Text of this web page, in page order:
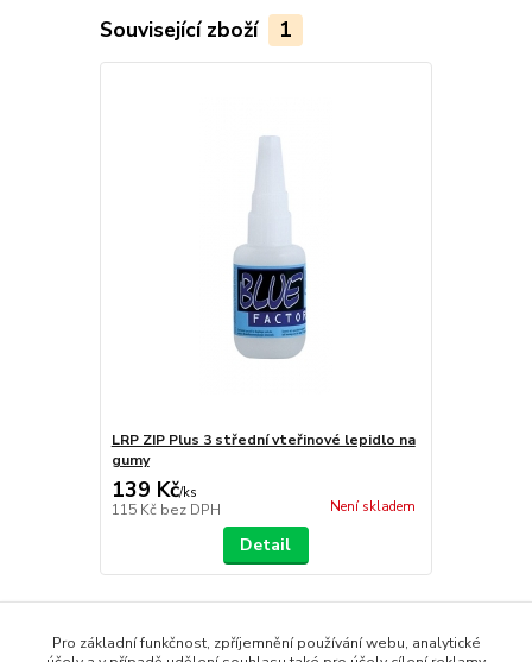
Související zboží 1
LRP ZIP Plus 3 střední vteřinové lepidlo na
gumy
139 Kč/ks
115 Kč bez DPH Není skladem
Detail
Zboží zařazeno v kategoriích
Pro základní funkčnost, zpříjemnění používání webu, analytické